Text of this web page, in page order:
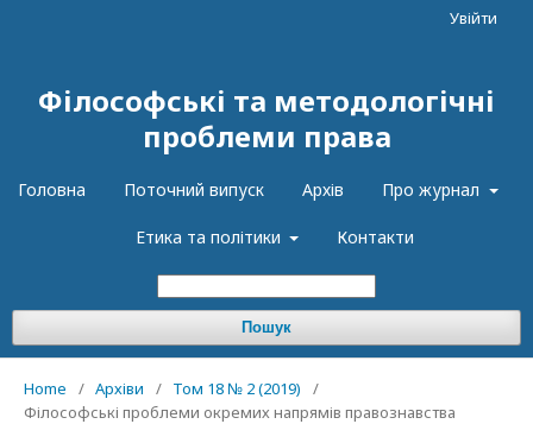
Філософські та методологічні
проблеми права
Головна Поточний випуск Архів Про журнал
Етика та політики Контакти
Пошук
Увійти
Home / Архіви / Том 18 № 2 (2019)
/
Філософські проблеми окремих напрямів правознавства